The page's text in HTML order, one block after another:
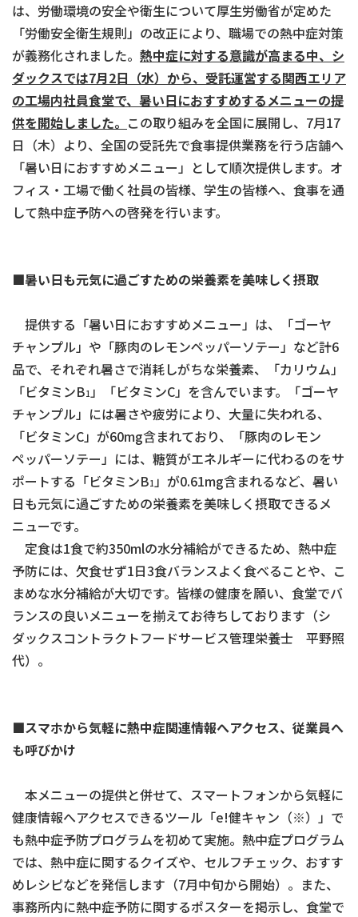
は、労働環境の安全や衛生について厚生労働省が定めた
「労働安全衛生規則」の改正により、職場での熱中症対策
が義務化されました。 熱中症に対する意識が高まる中、シ
ダックスでは7月2日（水）から、受託運営する関西エリア
の工場内社員食堂で、暑い日におすすめするメニューの提
供を開始しました。 この取り組みを全国に展開し、7月17
日（木）より、全国の受託先で食事提供業務を行う店舗へ
「暑い日におすすめメニュー」として順次提供します。オ
フィス・工場で働く社員の皆様、学生の皆様へ、食事を通
して熱中症予防への啓発を行います。
■暑い日も元気に過ごすための栄養素を美味しく摂取
提供する「暑い日におすすめメニュー」は、「ゴーヤ
チャンプル」や「豚肉のレモンペッパーソテー」など計6
品で、それぞれ暑さで消耗しがちな栄養素、「カリウム」
「ビタミンB1」「ビタミンC」を含んでいます。「ゴーヤ
チャンプル」には暑さや疲労により、大量に失われる、
「ビタミンC」が60mg含まれており、「豚肉のレモン
ペッパーソテー」には、糖質がエネルギーに代わるのをサ
ポートする「ビタミンB1」が0.61mg含まれるなど、暑い
日も元気に過ごすための栄養素を美味しく摂取できるメ
ニューです。
定食は1食で約350mlの水分補給ができるため、熱中症
予防には、欠食せず1日3食バランスよく食べることや、こ
まめな水分補給が大切です。皆様の健康を願い、食堂でバ
ランスの良いメニューを揃えてお待ちしております（シ
ダックスコントラクトフードサービス管理栄養士 平野照
代）。
■スマホから気軽に熱中症関連情報へアクセス、従業員へ
も呼びかけ
本メニューの提供と併せて、スマートフォンから気軽に
健康情報へアクセスできるツール「e!健キャン（※）」で
も熱中症予防プログラムを初めて実施。熱中症プログラム
では、熱中症に関するクイズや、セルフチェック、おすす
めレシピなどを発信します（7月中旬から開始）。また、
事務所内に熱中症予防に関するポスターを掲示し、食堂で